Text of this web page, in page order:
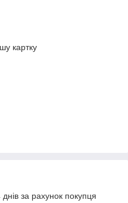
картку
за рахунок покупця